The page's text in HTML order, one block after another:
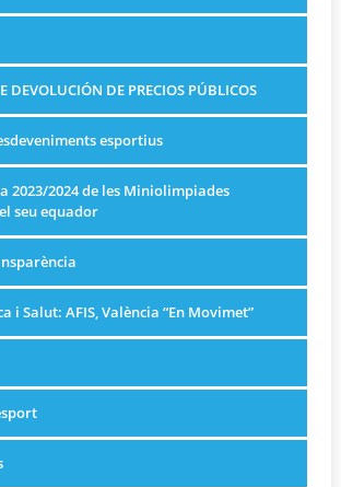
DEVOLUCIÓN DE PRECIOS PÚBLICOS
esportius
2023/2024 de les Miniolimpiades
seu equador
i Salut: AFIS, València “En Movimet”